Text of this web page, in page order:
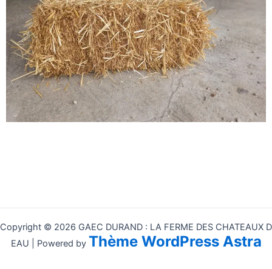
Copyright © 2026 GAEC DURAND : LA FERME DES CHATEAUX D
EAU | Powered by Thème WordPress Astra